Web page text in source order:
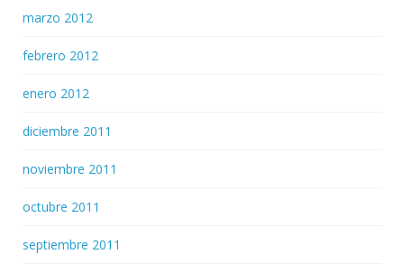
marzo 2012
febrero 2012
enero 2012
diciembre 2011
noviembre 2011
octubre 2011
septiembre 2011